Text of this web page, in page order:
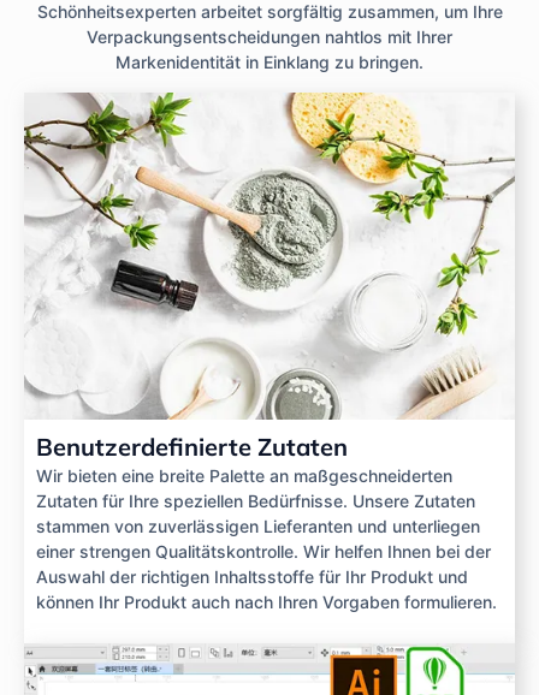
Schönheitsexperten arbeitet sorgfältig zusammen, um Ihre
Verpackungsentscheidungen nahtlos mit Ihrer
Markenidentität in Einklang zu bringen.
Benutzerdefinierte Zutaten
Wir bieten eine breite Palette an maßgeschneiderten
Zutaten für Ihre speziellen Bedürfnisse. Unsere Zutaten
stammen von zuverlässigen Lieferanten und unterliegen
einer strengen Qualitätskontrolle. Wir helfen Ihnen bei der
Auswahl der richtigen Inhaltsstoffe für Ihr Produkt und
können Ihr Produkt auch nach Ihren Vorgaben formulieren.